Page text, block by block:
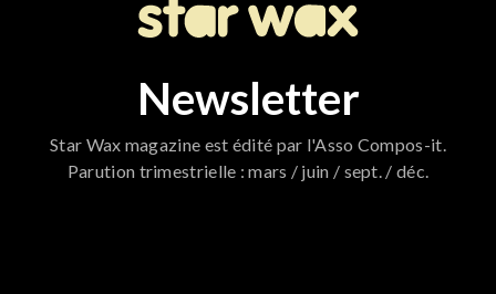
Newsletter
Star Wax magazine est édité par l'Asso Compos-it.
Parution trimestrielle : mars / juin / sept. / déc.